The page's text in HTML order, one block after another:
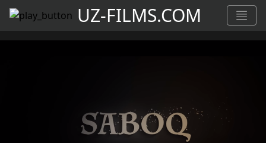
UZ-FILMS.COM